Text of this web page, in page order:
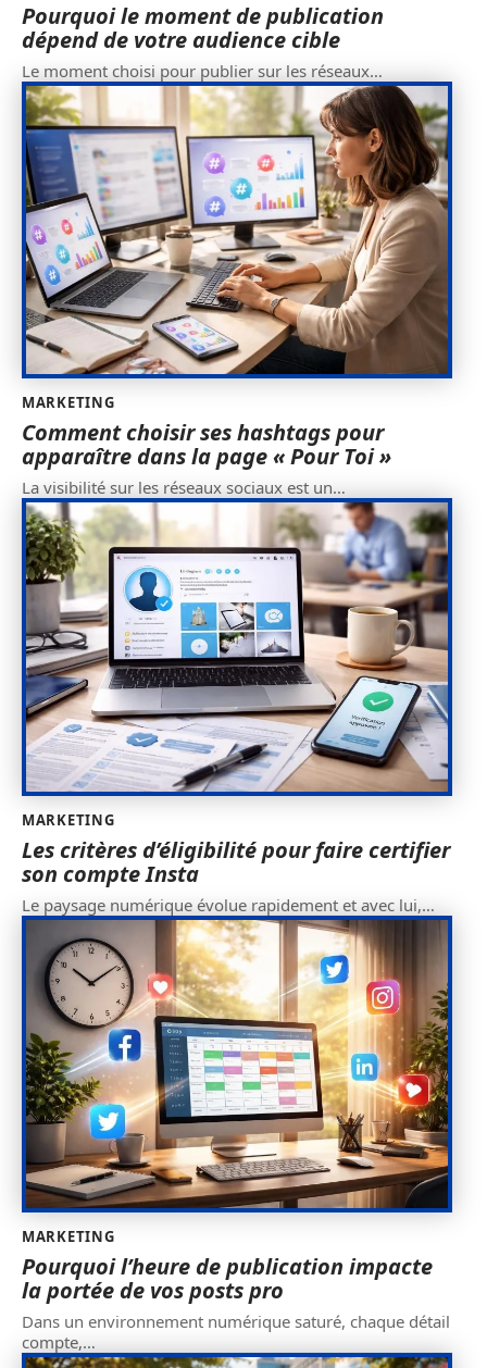
Pourquoi le moment de publication
dépend de votre audience cible
Le moment choisi pour publier sur les réseaux…
MARKETING
Comment choisir ses hashtags pour
apparaître dans la page « Pour Toi »
La visibilité sur les réseaux sociaux est un…
MARKETING
Les critères d’éligibilité pour faire certifier
son compte Insta
Le paysage numérique évolue rapidement et avec lui,…
MARKETING
Pourquoi l’heure de publication impacte
la portée de vos posts pro
Dans un environnement numérique saturé, chaque détail
compte,…